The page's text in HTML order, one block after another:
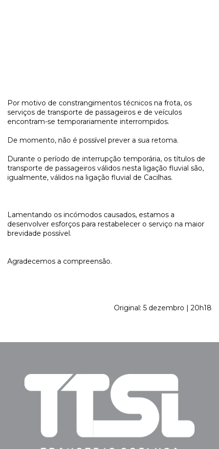
Por motivo de constrangimentos técnicos na frota, os
serviços de transporte de passageiros e de veículos
encontram-se temporariamente interrompidos.
De momento, não é possível prever a sua retoma.
Durante o período de interrupção temporária, os títulos de
transporte de passageiros válidos nesta ligação fluvial são,
igualmente, válidos na ligação fluvial de Cacilhas.
Lamentando os incómodos causados, estamos a
desenvolver esforços para restabelecer o serviço na maior
brevidade possível.
Agradecemos a compreensão.
Original: 5 dezembro | 20h18